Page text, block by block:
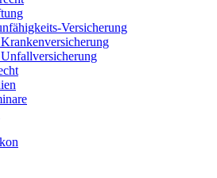
Versicherung